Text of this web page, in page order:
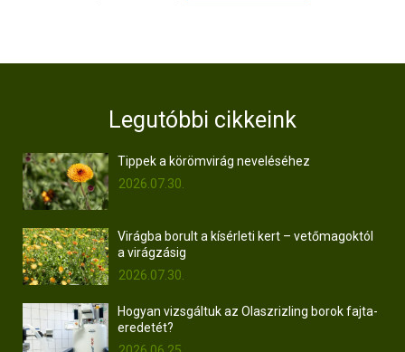
Legutóbbi cikkeink
Tippek a körömvirág neveléséhez
2026.07.30.
Virágba borult a kísérleti kert – vetőmagoktól
a virágzásig
2026.07.30.
Hogyan vizsgáltuk az Olaszrizling borok fajta-
eredetét?